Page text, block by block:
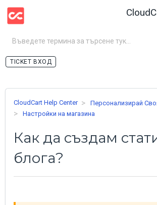
ВХОД
CloudCart Help Center
Персонализирай
Настройки на магазина
Как да създам
блога?